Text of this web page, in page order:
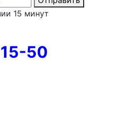
15 минут
50